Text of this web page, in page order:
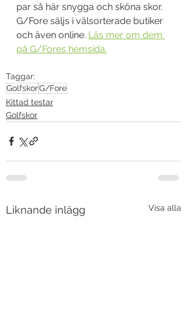
par så här snygga och sköna skor.
G/Fore säljs i välsorterade butiker
och även online. Läs mer om dem
på G/Fores hemsida.
Taggar:
GolfskorG/Fore
Kittad testar
Golfskor
Liknande inlägg Visa alla